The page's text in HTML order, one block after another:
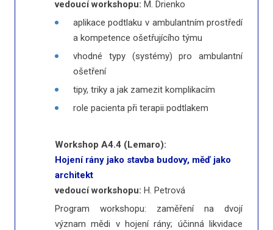
vedoucí workshopu: M. Drienko
aplikace podtlaku v ambulantním prostředí
a kompetence ošetřujícího týmu
vhodné typy (systémy) pro ambulantní
ošetření
tipy, triky a jak zamezit komplikacím
role pacienta při terapii podtlakem
Workshop A4.4 (Lemaro):
Hojení rány jako stavba budovy, měď jako
architekt
vedoucí workshopu: H. Petrová
Program workshopu: zaměření na dvojí
význam mědi v hojení rány; účinná likvidace